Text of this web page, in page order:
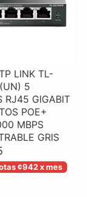
LINK TL-
5
RJ45 GIGABIT
POE+
MBPS
GRIS
¢942 x mes